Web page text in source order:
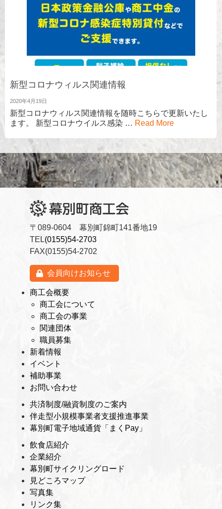
新型コロナウィルス関連情報
2020年4月19日
新型コロナウィルス関連情報を随時こちらで更新いたし
ます。 新型コロナウイルス感染 … Read More
〒089-0604 幕別町錦町141番地19
TEL(0155)54-2703
FAX(0155)54-2702
会員向けお知らせ
商工会概要
商工会について
商工会の事業
関連団体
職員募集
新着情報
イベント
補助事業
お問い合わせ
共済制度/融資制度のご案内
伴走型小規模事業者支援推進事業
幕別町電子地域通貨「まくPay」
飲食店紹介
企業紹介
幕別町サイクリングロード
見どころマップ
写真集
リンク集